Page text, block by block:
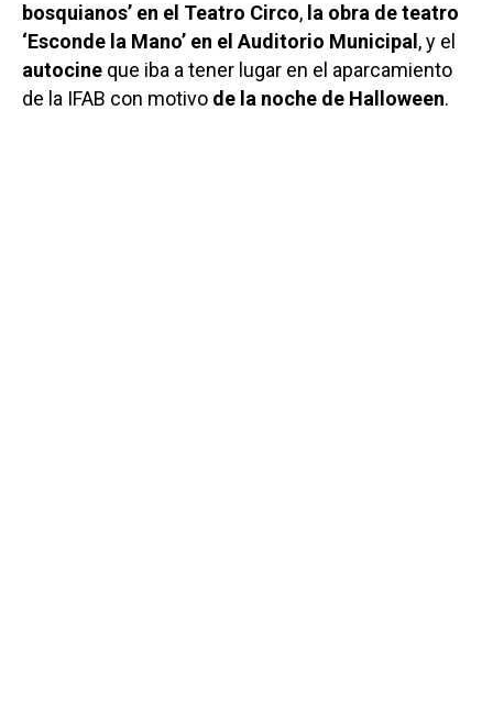
bosquianos’ en el Teatro Circo, la obra de teatro
‘Esconde la Mano’ en el Auditorio Municipal , y el
autocine que iba a tener lugar en el aparcamiento
de la IFAB con motivo de la noche de Halloween.